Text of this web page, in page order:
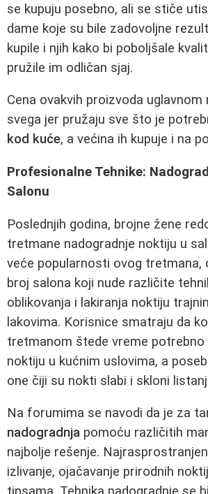
se kupuju posebno, ali se stiče
dame koje su bile zadovoljne
kupile i njih kako bi poboljšale
pružile im odličan sjaj.
Cena ovakvih proizvoda uglavnom
svega jer pružaju sve što je
kod kuće, a većina ih kupuje i na
Profesionalne Tehnike:
Salonu
Poslednjih godina, brojne žene
tretmane nadogradnje noktiju u
veće popularnosti ovog tretmana,
broj salona koji nude različite
oblikovanja i lakiranja noktiju
lakovima. Korisnice smatraju da
tretmanom štede vreme potrebno
noktiju u kućnim uslovima, a
one čiji su nokti slabi i skloni
Na forumima se navodi da je za
nadogradnja pomoću različitih
najbolje rešenje.
izlivanje, ojačavanje prirodnih